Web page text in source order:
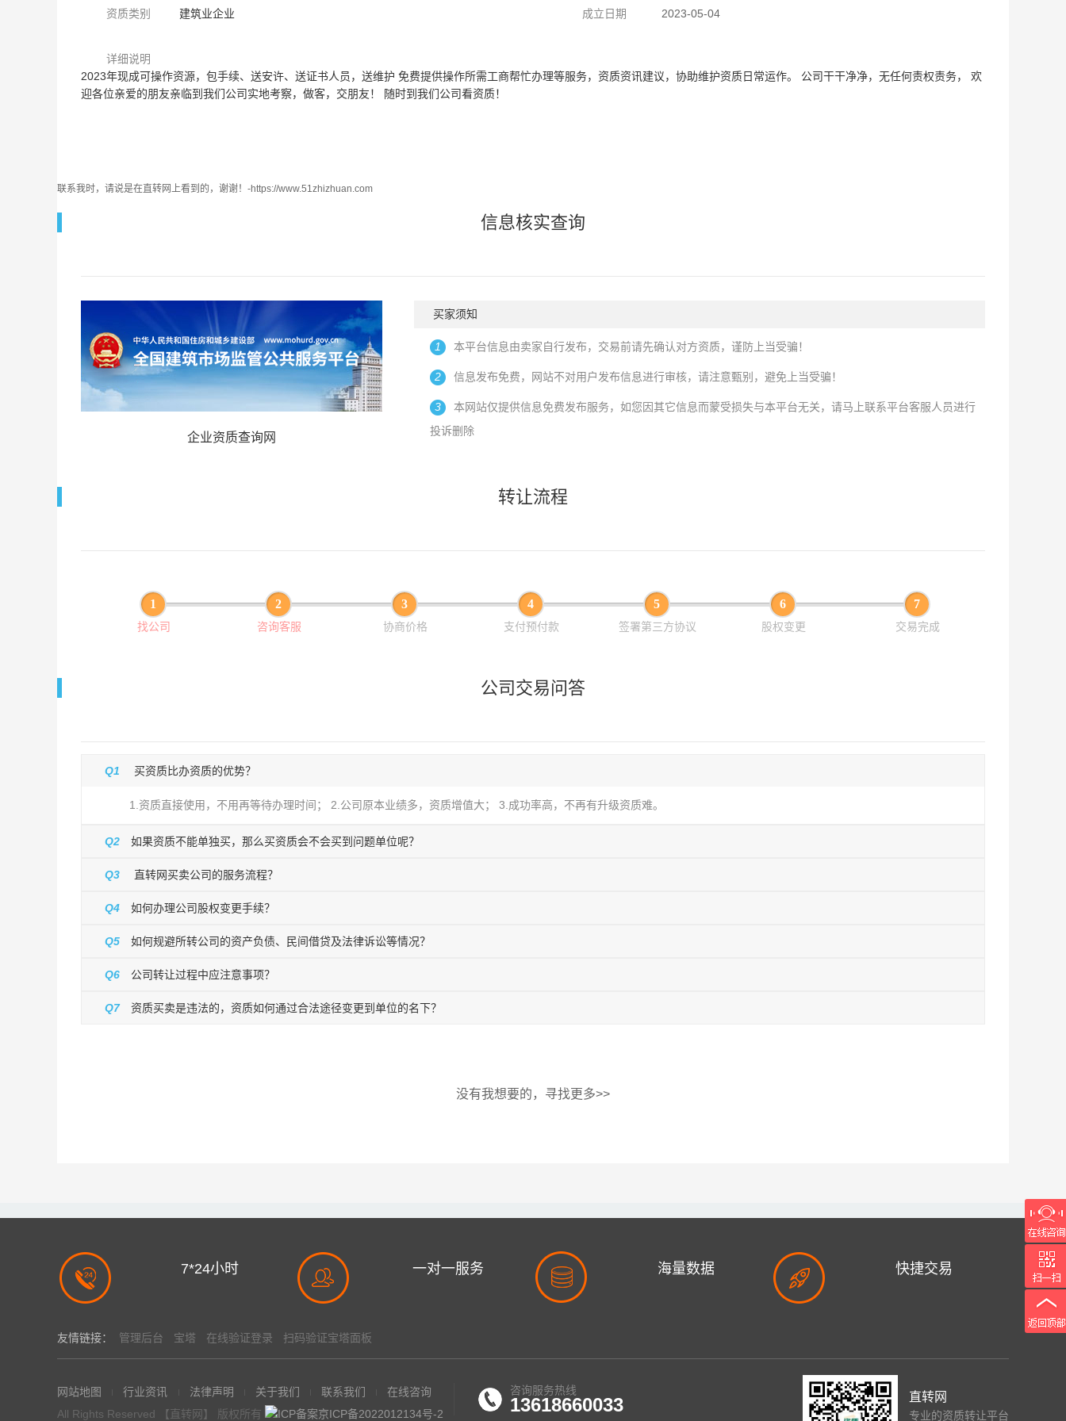
资质类别 建筑业企业 成立日期 2023-05-04
详细说明
2023年现成可操作资源，包手续、送安许、送证书人员，送维护 免费提供操作所需工商帮忙办理等服务，资质资讯建议，协助维护资质日常运作。 公司干干净净，无任何责权责务， 欢
迎各位亲爱的朋友亲临到我们公司实地考察，做客，交朋友！ 随时到我们公司看资质！
联系我时，请说是在直转网上看到的，谢谢！-https://www.51zhizhuan.com
信息核实查询
企业资质查询网
买家须知
1 本平台信息由卖家自行发布，交易前请先确认对方资质，谨防上当受骗！
2 信息发布免费，网站不对用户发布信息进行审核，请注意甄别，避免上当受骗！
3
本网站仅提供信息免费发布服务，如您因其它信息而蒙受损失与本平台无关，请马上联系平台客服人员进行
投诉删除
转让流程
1
找公司
2
咨询客服
3
协商价格
4
支付预付款
5
签署第三方协议
6
股权变更
7
交易完成
公司交易问答
Q1 买资质比办资质的优势？
1.资质直接使用，不用再等待办理时间； 2.公司原本业绩多，资质增值大； 3.成功率高，不再有升级资质难。
Q2 如果资质不能单独买，那么买资质会不会买到问题单位呢？
Q3 直转网买卖公司的服务流程？
Q4 如何办理公司股权变更手续？
Q5 如何规避所转公司的资产负债、民间借贷及法律诉讼等情况？
Q6 公司转让过程中应注意事项？
Q7 资质买卖是违法的，资质如何通过合法途径变更到单位的名下？
没有我想要的，寻找更多>>
7*24小时 一对一服务 海量数据 快捷交易
友情链接：
管理后台 宝塔 在线验证登录 扫码验证宝塔面板
网站地图 行业资讯 法律声明 关于我们 联系我们
在线咨询
All Rights Reserved 【直转网】 版权所有
京ICP备2022012134号-2
咨询服务热线
13618660033 直转网
专业的资质转让平台